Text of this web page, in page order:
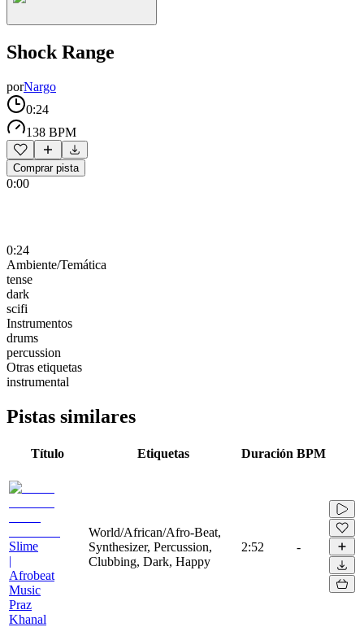
Shock Range
porNargo
0:24
138 BPM
Comprar pista
0:00
0:24
Ambiente/Temática
tense
dark
scifi
Instrumentos
drums
percussion
Otras etiquetas
instrumental
Pistas similares
Título Etiquetas Duración BPM
Slime
|
Afrobeat
Music
Praz
Khanal
World/African/Afro-Beat,
Synthesizer, Percussion,
Clubbing, Dark, Happy
2:52 -